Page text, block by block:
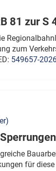
81 zur
zum
549657-
für